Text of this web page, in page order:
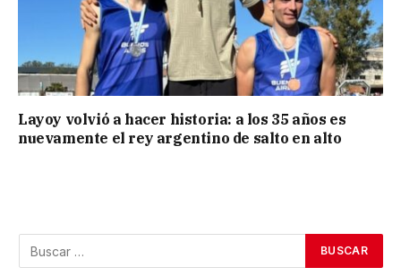
Layoy volvió a hacer historia: a los 35 años es
nuevamente el rey argentino de salto en alto